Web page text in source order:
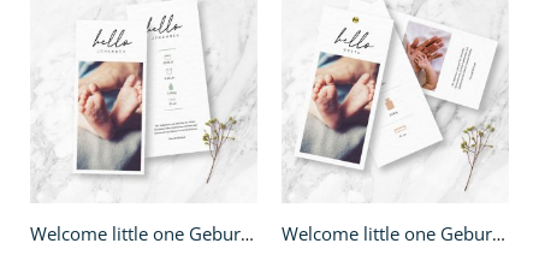
Welcome little one Geburtskarte - DIN lang Welcome little one Geburtskarte - DIN lang Fächer